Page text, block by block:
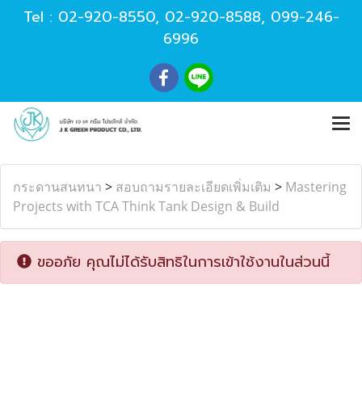
Tel : 02-920-8550, 02-920-8588, 099-246-
6996
กระดานสนทนา > สอบถามรายละเอียดเพิ่มเติม > Mastering
Projects with TCA Think Tank Design & Build
ขออภัย คุณไม่ได้รับสิทธิในการเข้าใช้งานในส่วนนี้